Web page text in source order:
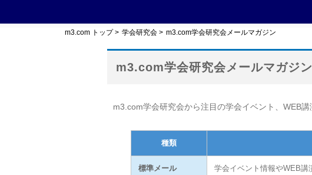
m3.com トップ> 学会研究会 > m3.com学会研究会メールマガジン
m3.com学会研究会メールマガジン
m3.com学会研究会から注目の学会イベント、WEB
種類
標準メール 学会イベント情報やWEB講